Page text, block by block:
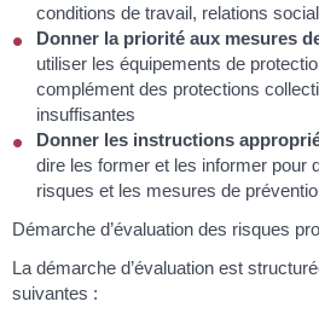
conditions de travail, relations
Donner la priorité aux mesures
utiliser les équipements de
complément des protections
insuffisantes
Donner les instructions
dire les former et les informer pour
risques et les mesures de
Démarche d’évaluation des risques
La démarche d’évaluation est
suivantes :